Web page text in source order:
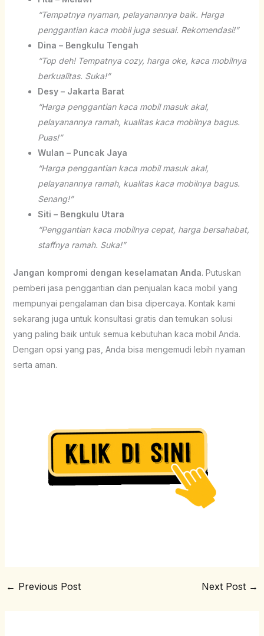
“Tempatnya nyaman, pelayanannya baik. Harga
penggantian kaca mobil juga sesuai. Rekomendasi!”
Dina – Bengkulu Tengah
“Top deh! Tempatnya cozy, harga oke, kaca mobilnya
berkualitas. Suka!”
Desy – Jakarta Barat
“Harga penggantian kaca mobil masuk akal,
pelayanannya ramah, kualitas kaca mobilnya bagus.
Puas!”
Wulan – Puncak Jaya
“Harga penggantian kaca mobil masuk akal,
pelayanannya ramah, kualitas kaca mobilnya bagus.
Senang!”
Siti – Bengkulu Utara
“Penggantian kaca mobilnya cepat, harga bersahabat,
staffnya ramah. Suka!”
Jangan kompromi dengan keselamatan Anda. Putuskan
pemberi jasa penggantian dan penjualan kaca mobil yang
mempunyai pengalaman dan bisa dipercaya. Kontak kami
sekarang juga untuk konsultasi gratis dan temukan solusi
yang paling baik untuk semua kebutuhan kaca mobil Anda.
Dengan opsi yang pas, Anda bisa mengemudi lebih nyaman
serta aman.
← Previous Post Next Post →